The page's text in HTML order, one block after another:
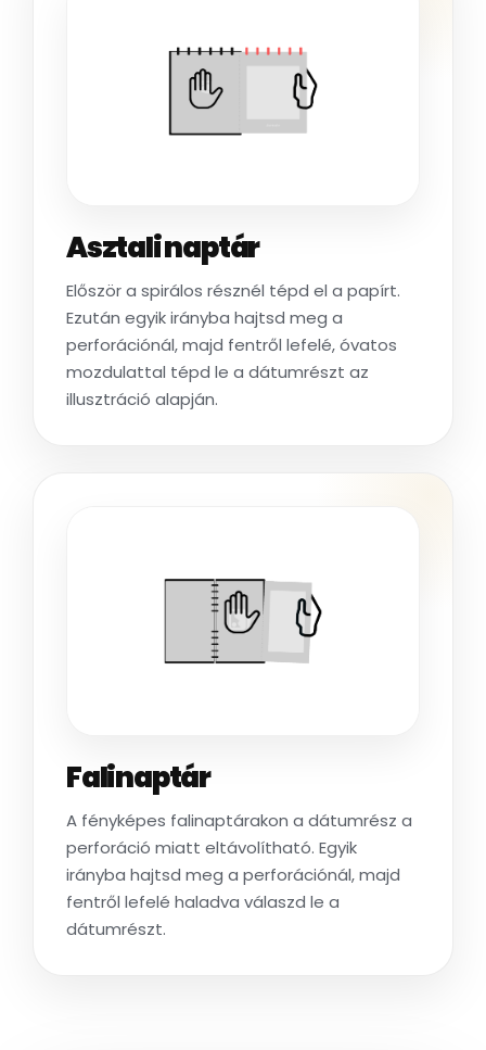
Asztali naptár
Először a spirálos résznél tépd el a papírt.
Ezután egyik irányba hajtsd meg a
perforációnál, majd fentről lefelé, óvatos
mozdulattal tépd le a dátumrészt az
illusztráció alapján.
Falinaptár
A fényképes falinaptárakon a dátumrész a
perforáció miatt eltávolítható. Egyik
irányba hajtsd meg a perforációnál, majd
fentről lefelé haladva válaszd le a
dátumrészt.